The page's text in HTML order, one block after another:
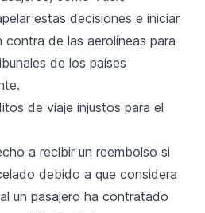
estas decisiones e iniciar
contra de las aerolíneas para
de los países
de viaje injustos para el
a recibir un reembolso si
debido a que considera
un pasajero ha contratado